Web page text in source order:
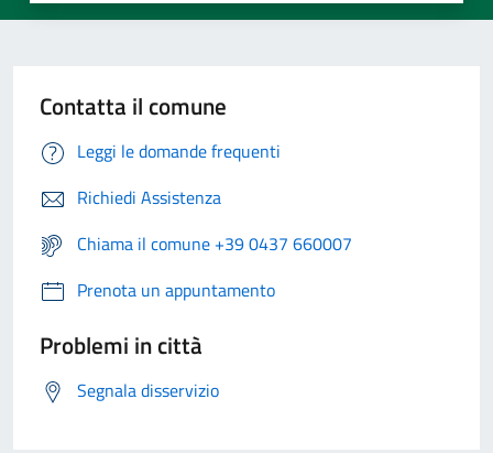
Contatta il comune
Leggi le domande frequenti
Richiedi Assistenza
Chiama il comune +39 0437 660007
Prenota un appuntamento
Problemi in città
Segnala disservizio